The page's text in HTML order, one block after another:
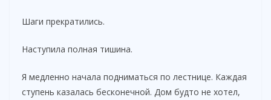
Шаги прекратились.
Наступила полная тишина.
Я медленно начала подниматься по лестнице. Каждая
ступень казалась бесконечной. Дом будто не хотел,